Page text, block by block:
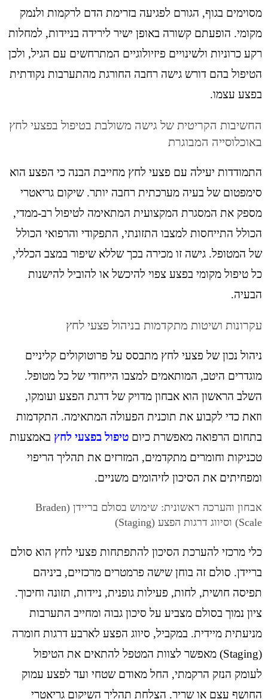
מסוימים בגוף, הגורם לפגיעה בזרימת הדם לרקמות ולנמק
מקומי. הופעתם קשורה באופן ישיר לירידה בניידות, למחלות
רקע כרוניות ולשינויים פיזיולוגיים המתרחשים עם הגיל, ולכן
הטיפול בהם דורש גישה רחבה החורגת מהתערבות נקודתית
בפצע עצמו.
החשיבות הקריטית של גישה משולבת בטיפול בפצעי לחץ
באוכלוסייה המבוגרת
התמודדות יעילה עם פצעי לחץ מחייבת הבנה כי הפצע הוא
סימפטום של בעיה מערכתית רחבה יותר. שיקום גריאטרי
מספק את המסגרת המקצועית המתאימה לטיפול רב-ממדי,
הכולל התייחסות למצבו התזונתי, התפקודי והרפואי הכולל
של המטופל. גישה זו מכירה בכך שללא שיפור במצב הכללי,
כל טיפול מקומי בפצע צפוי להיכשל או להוביל להישנות
הבעיה.
עקרונות ושיטות מתקדמות בניהול פצעי לחץ
ניהול נכון של פצעי לחץ מתבסס על פרוטוקולים קליניים
מוגדרים היטב, המותאמים למצבו הייחודי של כל מטופל.
השלב הראשון הוא אבחון מדויק של דרגת הפצע ועומקו,
וזאת כדי לקבוע את תוכנית הפעולה המתאימה. התקדמות
בתחום הרפואה מאפשרת כיום טיפול בפצעי לחץ באמצעות
טכניקות וחומרים מתקדמים, המזרזים את תהליך הריפוי
ומפחיתים את הסיכון לזיהומים משניים.
אבחון והערכה ראשונית: שימוש בסולם בריידן (Braden
Scale) וסיווג דרגות הפצע (Staging)
כלי מרכזי להערכת הסיכון להתפתחות פצעי לחץ הוא סולם
בריידן. סולם זה בוחן שישה פרמטרים מרכזיים, ביניהם
תפיסה חושית, לחות, פעילות גופנית, ניידות, תזונה וחיכוך.
ציון נמוך בסולם מצביע על סיכון גבוה ומחייב התערבות
מניעתית מיידית. במקביל, סיווג הפצע לארבע דרגות חומרה
(Staging) מאפשר לצוות המטפל להתאים את הטיפול
לעומק הנזק הרקמתי, החל מאודם שטחי ועד לפצע עמוק
החושף עצם או שריר. הצלחת תהליך השיקום גריאטרי